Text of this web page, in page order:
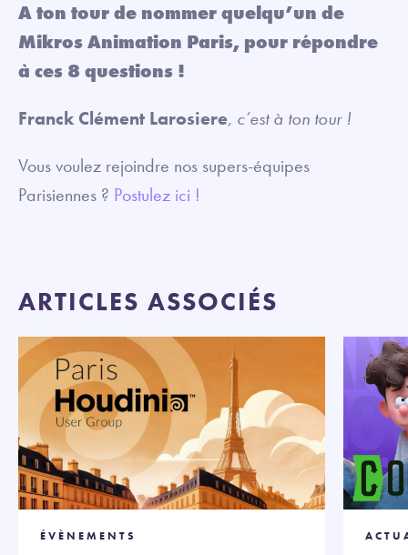
A ton tour de nommer quelqu’un de
Mikros Animation Paris, pour répondre
à ces 8 questions !
Franck Clément Larosiere, c’est à ton tour !
Vous voulez rejoindre nos supers-équipes
Parisiennes ? Postulez ici !
ARTICLES ASSOCIÉS
ÉVÈNEMENTS